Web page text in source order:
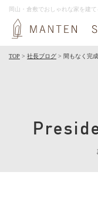
岡山・倉敷でおしゃれな家を建
TOP > 社長ブログ > 間もなく完成